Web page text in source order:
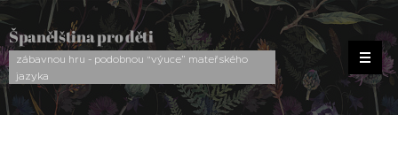
Španělština pro děti
zábavnou hru - podobnou “výuce” mateřského
jazyka